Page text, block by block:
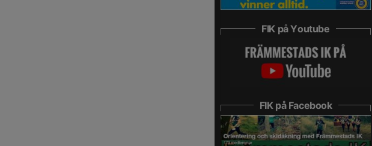
FIK på Youtube
FIK på Facebook